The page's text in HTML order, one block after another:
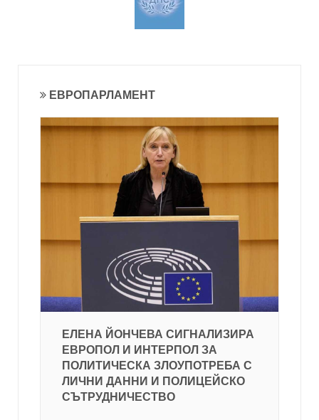
ЕВРОПАРЛАМЕНТ
ЕЛЕНА ЙОНЧЕВА СИГНАЛИЗИРА
ЕВРОПОЛ И ИНТЕРПОЛ ЗА
ПОЛИТИЧЕСКА ЗЛОУПОТРЕБА С
ЛИЧНИ ДАННИ И ПОЛИЦЕЙСКО
СЪТРУДНИЧЕСТВО